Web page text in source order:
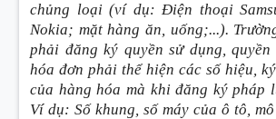
chủng loại (ví dụ: Điện thoại
Nokia; mặt hàng ăn, uống;...).
phải đăng ký quyền sử dụng,
hóa đơn phải thể hiện các số hiệu,
của hàng hóa mà khi đăng ký pháp
Ví dụ: Số khung, số máy của ô tô,